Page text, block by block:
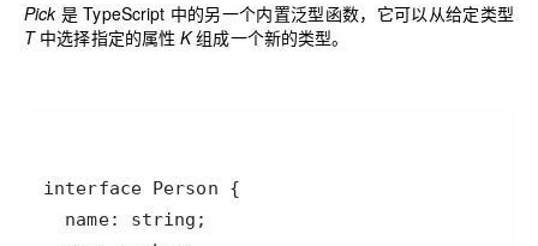
Pick是 TypeScript 中的另一个内置泛型函数，它可以从给定类型
T中选择指定的属性 K组成一个新的类型。